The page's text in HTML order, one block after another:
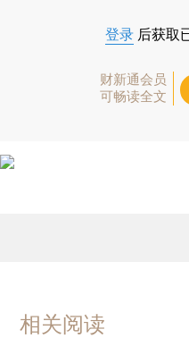
登录 后获取
财新通会员
可畅读全文
相关阅读